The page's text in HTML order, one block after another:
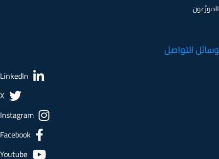
الموزّعون
وسائل التواصل
LinkedIn
X
Instagram
Facebook
Youtube